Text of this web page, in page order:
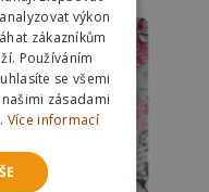
výkon
zákazníkům
Používáním
se všemi
zásadami
Více informací